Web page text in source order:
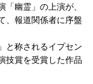
「幽霊」の上演が、
、報道関係者に序盤
と称されるイプセン
技賞を受賞した作品